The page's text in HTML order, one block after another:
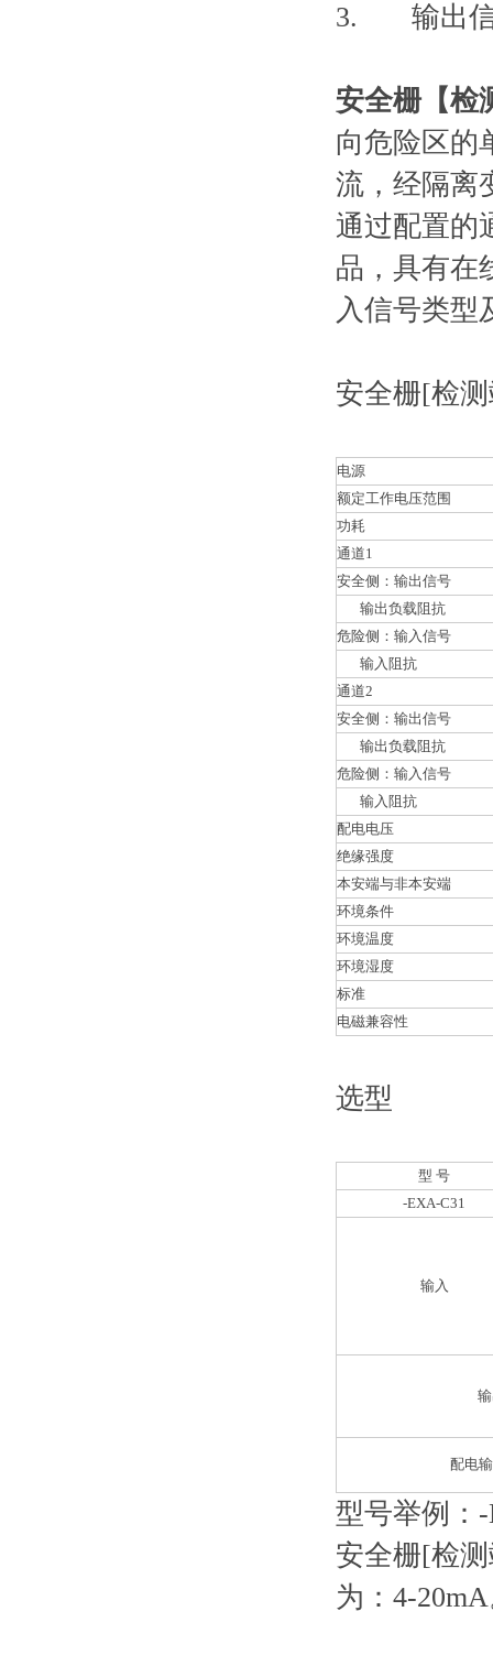
3. 输出
安全栅【检
向危险区的
流，经隔离
通过配置的
品，具有在
入信号类型
安全栅[检
电源
额定工作电压范围
功耗
通道1
安全侧：输出信号
输出负载阻抗
危险侧：输入信号
输入阻抗
通道2
安全侧：输出信号
输出负载阻抗
危险侧：输入信号
输入阻抗
配电电压
绝缘强度
本安端与非本安端
环境条件
环境温度
环境湿度
标准
电磁兼容性
选型
型 号
-EXA-C31
输入
配电
型号举例：
安全栅[检
为： 4-20mA